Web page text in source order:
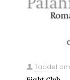
Taddel am